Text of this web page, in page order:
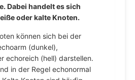
Dabei handelt es sich
oder kalte Knoten.
können sich bei der
(dunkel),
echoreich (hell) darstellen.
in der Regel echonormal